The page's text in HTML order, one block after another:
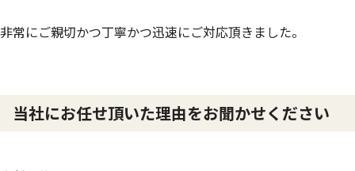
非常にご親切かつ丁寧かつ迅速にご対応頂きました。
当社にお任せ頂いた理由をお聞かせください